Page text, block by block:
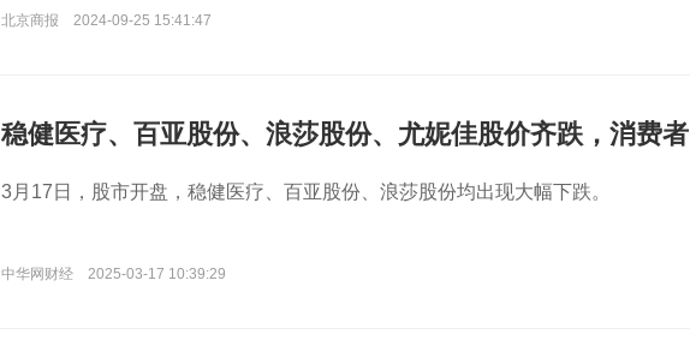
北京商报 2024-09-25 15:41:47
稳健医疗、百亚股份、浪莎股份、尤妮佳股价齐跌，消费者
或可要求赔偿
3月17日，股市开盘，稳健医疗、百亚股份、浪莎股份均出现大幅下跌。
中华网财经 2025-03-17 10:39:29